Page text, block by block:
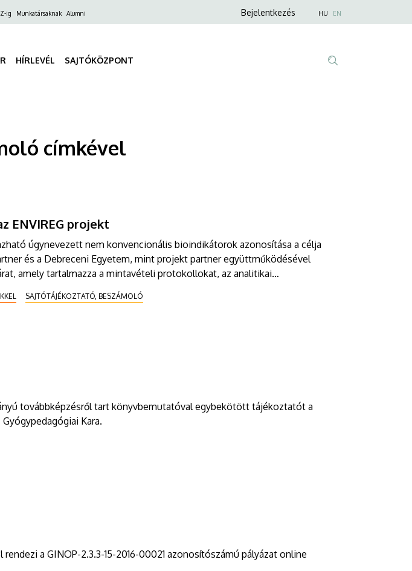
ig Munkatársaknak Alumni
Anonim
Bejelentkezés HU EN
HÍRLEVÉL SAJTÓKÖZPONT
címkével
ENVIREG projekt
úgynevezett nem konvencionális bioindikátorok azonosítása a célja
és a Debreceni Egyetem, mint projekt partner együttműködésével
amely tartalmazza a mintavételi protokollokat, az analitikai
SAJTÓTÁJÉKOZTATÓ, BESZÁMOLÓ
továbbképzésről tart könyvbemutatóval egybekötött tájékoztatót a
Kara.
a GINOP-2.3.3-15-2016-00021 azonosítószámú pályázat online